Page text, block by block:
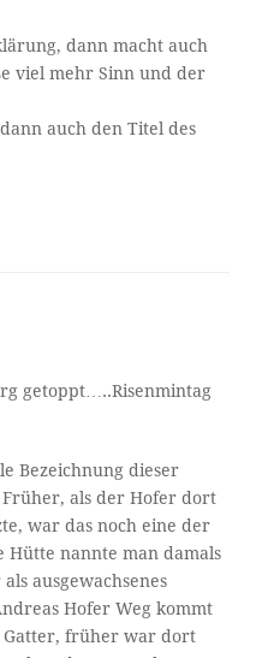
dann macht auch
viel mehr Sinn und der
auch den Titel des
getoppt…..Risenmintag
Bezeichnung dieser
als der Hofer dort
war das noch eine der
Hütte nannte man damals
ausgewachsenes
Hofer Weg kommt
Gatter, früher war dort